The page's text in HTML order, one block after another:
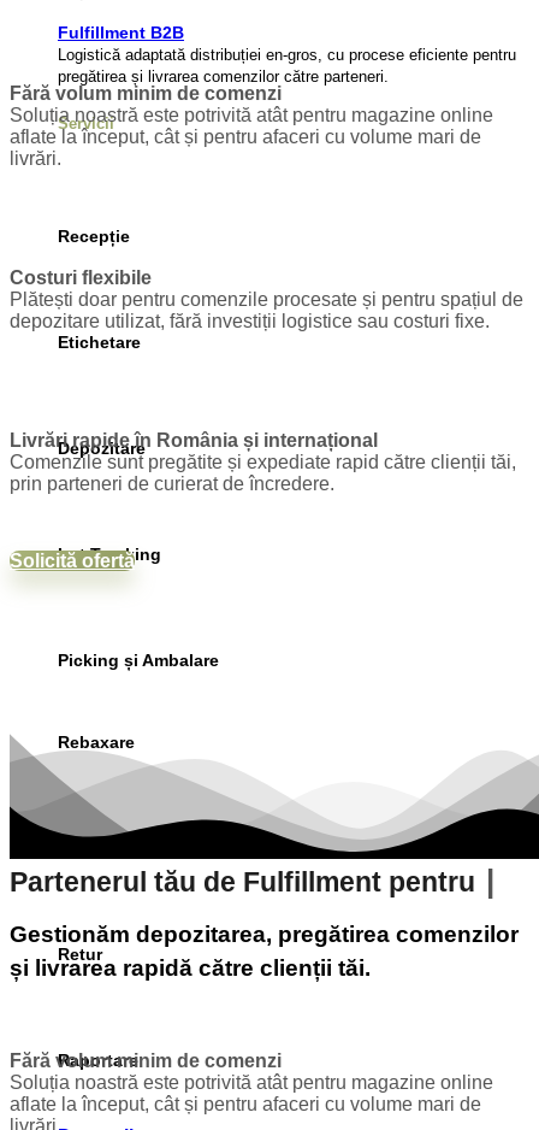
Fulfillment B2B
Logistică adaptată distribuției en-gros, cu procese eficiente pentru
pregătirea și livrarea comenzilor către parteneri.
Servicii
Recepție
Etichetare
Depozitare
Lot Tracking
Picking și Ambalare
Rebaxare
Retur
Raportare
Fără volum minim de comenzi
Soluția noastră este potrivită atât pentru magazine online
aflate la început, cât și pentru afaceri cu volume mari de
livrări.
Costuri flexibile
Plătești doar pentru comenzile procesate și pentru spațiul de
depozitare utilizat, fără investiții logistice sau costuri fixe.
Livrări rapide în România și internațional
Comenzile sunt pregătite și expediate rapid către clienții tăi,
prin parteneri de curierat de încredere.
Solicită ofertă
Partenerul tău de Fulfillment pentru
Gestionăm depozitarea, pregătirea comenzilor
și livrarea rapidă către clienții tăi.
Fără volum minim de comenzi
Soluția noastră este potrivită atât pentru magazine online
aflate la început, cât și pentru afaceri cu volume mari de
livrări.